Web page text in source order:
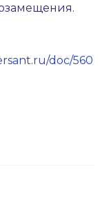
doc/560